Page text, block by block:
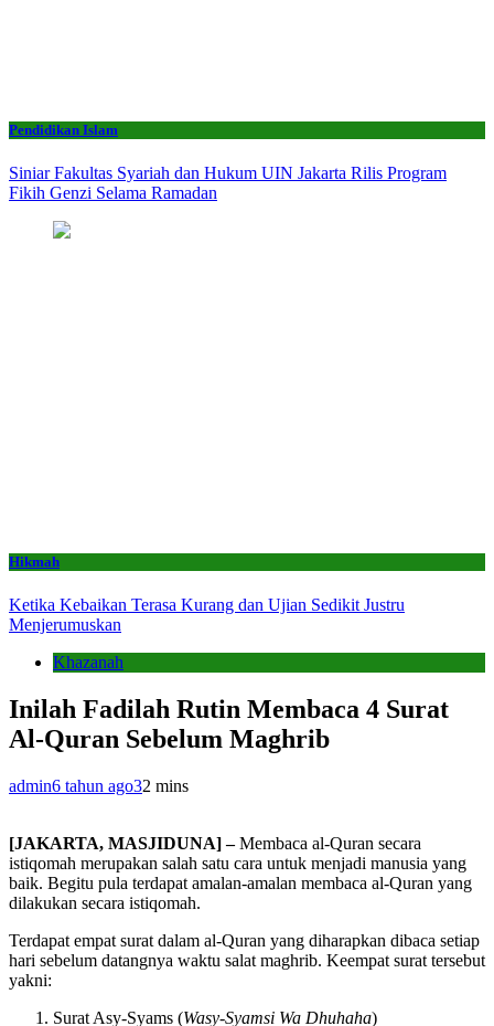
Pendidikan Islam
Siniar Fakultas Syariah dan Hukum UIN Jakarta Rilis Program
Fikih Genzi Selama Ramadan
Hikmah
Ketika Kebaikan Terasa Kurang dan Ujian Sedikit Justru
Menjerumuskan
Khazanah
Inilah Fadilah Rutin Membaca 4 Surat
Al-Quran Sebelum Maghrib
admin6 tahun ago32 mins
[JAKARTA, MASJIDUNA] –Membaca al-Quran secara
istiqomah merupakan salah satu cara untuk menjadi manusia yang
baik. Begitu pula terdapat amalan-amalan membaca al-Quran yang
dilakukan secara istiqomah.
Terdapat empat surat dalam al-Quran yang diharapkan dibaca setiap
hari sebelum datangnya waktu salat maghrib. Keempat surat tersebut
yakni:
Surat Asy-Syams (Wasy-Syamsi Wa Dhuhaha)